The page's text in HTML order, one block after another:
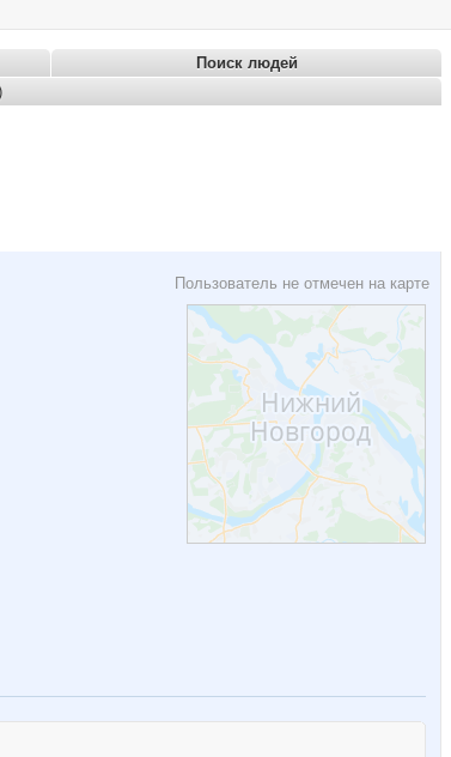
Поиск людей
Пользователь не отмечен на карте